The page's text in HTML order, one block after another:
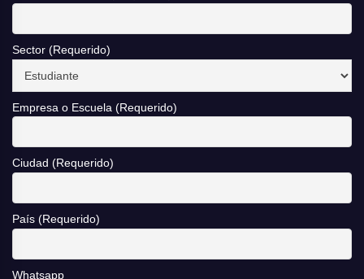
Sector (Requerido)
Empresa o Escuela (Requerido)
Ciudad (Requerido)
País (Requerido)
Whatsapp